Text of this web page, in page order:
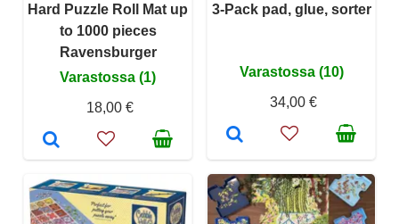
Hard Puzzle Roll Mat up
to 1000 pieces
Ravensburger
Varastossa (1)
18,00 €
3-Pack pad, glue, sorter
Varastossa (10)
34,00 €